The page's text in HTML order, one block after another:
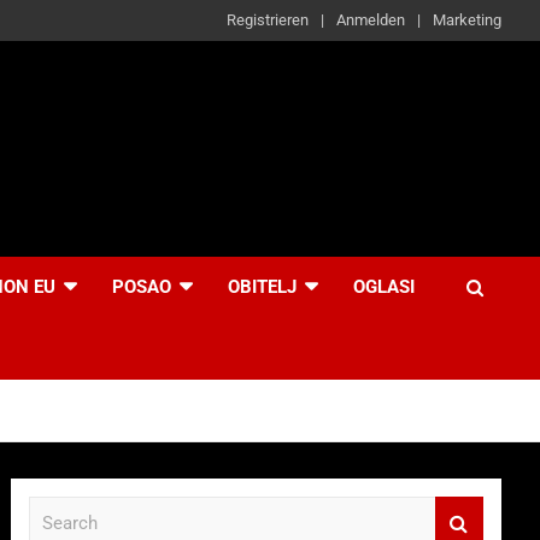
Registrieren Anmelden Marketing
EU POSAO OBITELJ OGLASI